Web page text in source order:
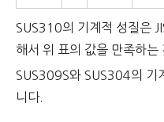
SUS310의 기계적 성질은
해서 위 표의 값을 만족하는
SUS309S와 SUS304의 기
니다.